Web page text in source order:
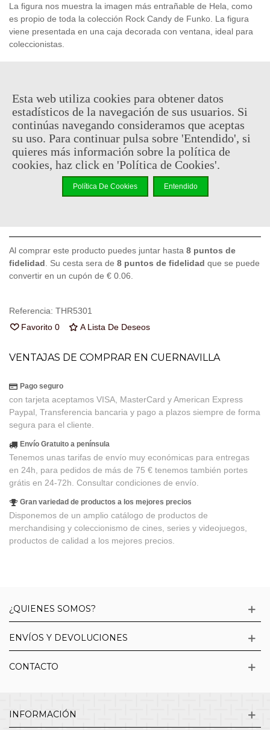
La figura nos muestra la imagen más entrañable de Hela, como
es propio de toda la colección Rock Candy de Funko. La figura
viene presentada en una caja decorada con ventana, ideal para
coleccionistas.
16,95 € (impuestos inc.)
En stock, envío en 24/48h
-
Añadir Al Carrito
Al comprar este producto puedes juntar hasta 8 puntos de
fidelidad . Su cesta sera de 8 puntos de fidelidad que se puede
convertir en un cupón de € 0.06
Referencia: THR5301
Favorito 0 A Lista De Deseos
VENTAJAS DE COMPRAR EN CUERNAVILLA
Pago seguro
con tarjeta aceptamos VISA, MasterCard y American Express
Paypal, Transferencia bancaria y pago a plazos siempre de forma
segura para el cliente.
Envío Gratuito a península
Tenemos unas tarifas de envío muy económicas para entregas
en 24h, para pedidos de más de 75 € tenemos también portes
grátis en 24-72h. Consultar condiciones de envío.
Gran variedad de productos a los mejores precios
Disponemos de un amplio catálogo de productos de
merchandising y coleccionismo de cines, series y videojuegos,
productos de calidad a los mejores precios.
¿QUIENES SOMOS?
ENVÍOS Y DEVOLUCIONES
CONTACTO
INFORMACIÓN
Esta web utiliza cookies para obtener datos
estadísticos de la navegación de sus usuarios. Si
continúas navegando consideramos que aceptas
su uso. Para continuar pulsa sobre 'Entendido', si
quieres más información sobre la política de
cookies, haz click en 'Política de Cookies'.
Política De Cookies Entendido